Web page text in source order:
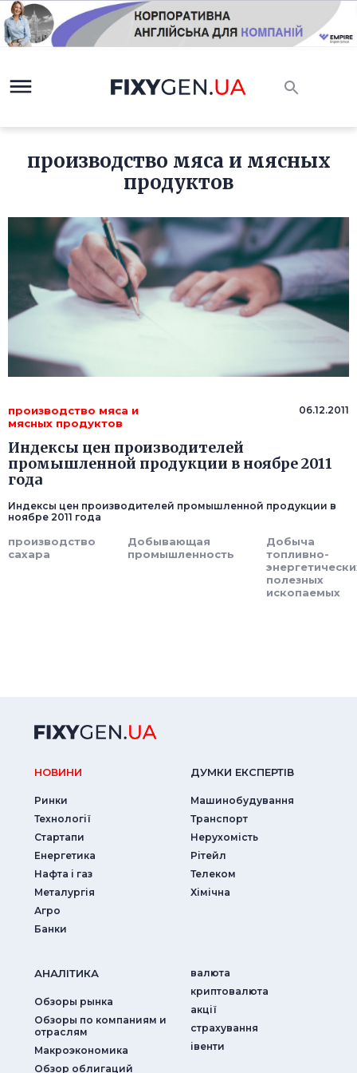
производство мяса и мясных
продуктов
производство мяса и
мясных продуктов
06.12.2011
Индексы цен производителей
промышленной продукции в ноябре 2011
года
Индексы цен производителей промышленной продукции в
ноябре 2011 года
производство
сахара
Добывающая
промышленность
Добыча
топливно-
полезных
ископаемых
НОВИНИ
Ринки
Технології
Стартапи
Енергетика
Нафта і газ
Металургія
Агро
Банки
ДУМКИ ЕКСПЕРТIВ
Машинобудування
Транспорт
Нерухомість
Рітейл
Телеком
Хімічна
АНАЛIТИКА
Обзоры рынка
Обзоры по компаниям и
отраслям
Макроэкономика
Обзор облигаций
валюта
криптовалюта
акції
страхування
iвенти